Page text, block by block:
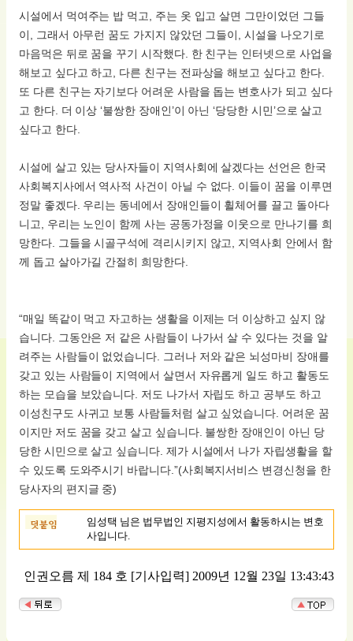
시설에서 먹여주는 밥 먹고, 주는 옷 입고 살면 그만이었던 그들
이, 그래서 아무런 꿈도 가지지 않았던 그들이, 시설을 나오기로
마음먹은 뒤로 꿈을 꾸기 시작했다. 한 친구는 인터넷으로 사업을
해보고 싶다고 하고, 다른 친구는 전파상을 해보고 싶다고 한다.
또 다른 친구는 자기보다 어려운 사람을 돕는 변호사가 되고 싶다
고 한다. 더 이상 ‘불쌍한 장애인’이 아닌 ‘당당한 시민’으로 살고
싶다고 한다.
시설에 살고 있는 당사자들이 지역사회에 살겠다는 선언은 한국
사회복지사에서 역사적 사건이 아닐 수 없다. 이들이 꿈을 이루면
정말 좋겠다. 우리는 동네에서 장애인들이 휠체어를 끌고 돌아다
니고, 우리는 노인이 함께 사는 공동가정을 이웃으로 만나기를 희
망한다. 그들을 시골구석에 격리시키지 않고, 지역사회 안에서 함
께 돕고 살아가길 간절히 희망한다.
“매일 똑같이 먹고 자고하는 생활을 이제는 더 이상하고 싶지 않
습니다. 그동안은 저 같은 사람들이 나가서 살 수 있다는 것을 알
려주는 사람들이 없었습니다. 그러나 저와 같은 뇌성마비 장애를
갖고 있는 사람들이 지역에서 살면서 자유롭게 일도 하고 활동도
하는 모습을 보았습니다. 저도 나가서 자립도 하고 공부도 하고
이성친구도 사귀고 보통 사람들처럼 살고 싶었습니다. 어려운 꿈
이지만 저도 꿈을 갖고 살고 싶습니다. 불쌍한 장애인이 아닌 당
당한 시민으로 살고 싶습니다. 제가 시설에서 나가 자립생활을 할
수 있도록 도와주시기 바랍니다.”(사회복지서비스 변경신청을 한
당사자의 편지글 중)
임성택 님은 법무법인 지평지성에서 활동하시는 변호
사입니다.
인권오름 제 184 호 [기사입력] 2009년 12월 23일 13:43:43